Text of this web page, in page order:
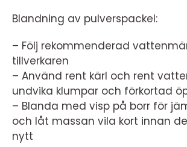
Blandning av pulverspackel:
– Följ rekommenderad
tillverkaren
– Använd rent kärl och rent
undvika klumpar och förkortad
– Blanda med visp på borr för
och låt massan vila kort innan
nytt